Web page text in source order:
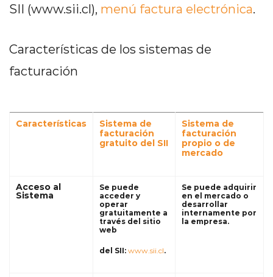
SII (www.sii.cl), menú factura electrónica.
Características de los sistemas de
facturación
Características
Sistema de
facturación
gratuito del SII
Sistema de
facturación
propio o de
mercado
Acceso al
Sistema
Se puede
acceder y
operar
gratuitamente a
través del sitio
web
del SII:www.sii.cl.
Se puede adquirir
en el mercado o
desarrollar
internamente por
la empresa.